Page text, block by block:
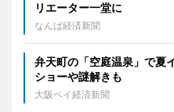
リエーター一堂に
なんば経済新聞
弁天町の「空庭温泉」で
ショーや謎解きも
大阪ベイ経済新聞